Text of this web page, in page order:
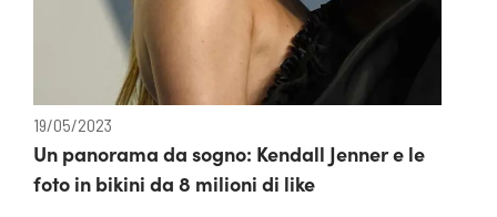
19/05/2023
Un panorama da sogno: Kendall Jenner e le
foto in bikini da 8 milioni di like